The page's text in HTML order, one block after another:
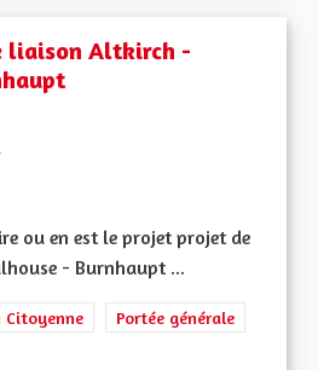
liaison Altkirch -
ou en est le projet projet de
- Burnhaupt ...
Portée générale